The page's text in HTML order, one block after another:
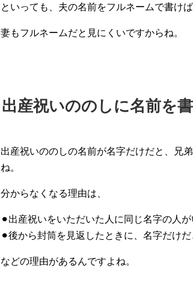
といっても、夫の名前をフルネームで書け
妻もフルネームだと見にくいですからね。
出産祝いののしに名前を
出産祝いののしの名前が名字だけだと、兄
ね。
分からなくなる理由は、
⚫︎出産祝いをいただいた人に同じ名字の人
⚫︎後から封筒を見返したときに、名字だけ
などの理由があるんですよね。